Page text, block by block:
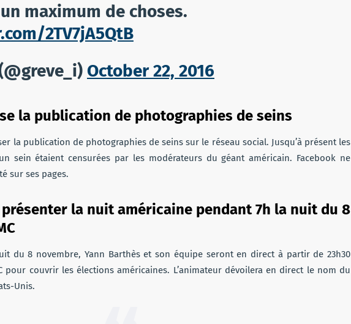
maximum de choses.
2TV7jA5QtB
October 22, 2016
la publication de photographies de seins
la publication de photographies de seins sur le réseau social. Jusqu’à présent les
sein étaient censurées par les modérateurs du géant américain. Facebook ne
sur ses pages.
présenter la nuit américaine pendant 7h la nuit du 8
du 8 novembre, Yann Barthès et son équipe seront en direct à partir de 23h30
pour couvrir les élections américaines. L’animateur dévoilera en direct le nom du
Unis.